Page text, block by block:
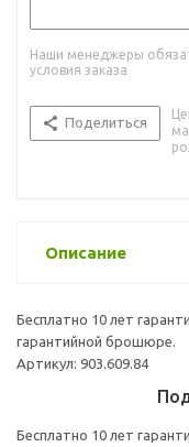
Наши менеджеры
условия заказа
Поделиться
Описание
Бесплатно 10 лет
гарантийной брошюре.
Артикул: 903.609.84
Бесплатно 10 лет